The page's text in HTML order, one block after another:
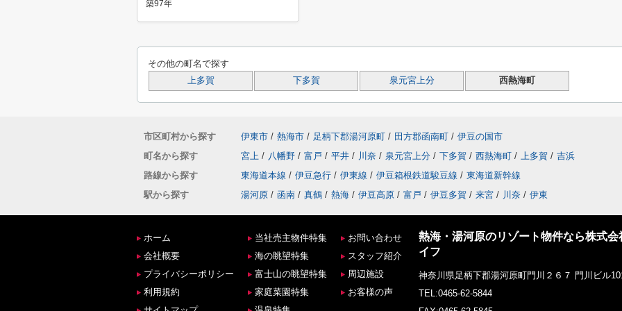
築97年
その他の町名で探す
上多賀 下多賀 泉元宮上分 西熱海町
市区町村から探す 伊東市 / 熱海市 / 足柄下郡湯河原町 / 田方郡函南町 / 伊豆の国市
町名から探す
宮上 / 八幡野 / 富戸 / 平井 / 川奈 / 泉元宮上分 / 下多賀 / 西熱海町 / 上多賀 / 吉浜
路線から探す
東海道本線 / 伊豆急行 / 伊東線 / 伊豆箱根鉄道駿豆線 / 東海道新幹線
駅から探す
湯河原 / 函南 / 真鶴 / 熱海 / 伊豆高原 / 富戸 / 伊豆多賀 / 来宮 / 川奈 / 伊東
ホーム
会社概要
プライバシーポリシー
利用規約
当社売主物件特集
海の眺望特集
富士山の眺望特集
家庭菜園特集
お問い合わせ
スタッフ紹介
周辺施設
お客様の声
熱海・湯河原のリゾート物件なら株式会
イフ
神奈川県足柄下郡湯河原町門川２６７ 門川ビル
TEL:0465-62-5844